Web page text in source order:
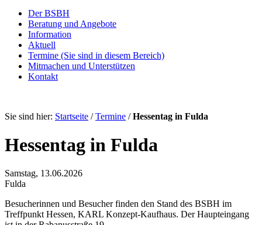
Der BSBH
Beratung und Angebote
Information
Aktuell
Termine (Sie sind in diesem Bereich)
Mitmachen und Unterstützen
Kontakt
Sie sind hier: Startseite / Termine /Hessentag in Fulda
Hessentag in Fulda
Samstag, 13.06.2026
Fulda
Besucherinnen und Besucher finden den Stand des BSBH im
Treffpunkt Hessen, KARL Konzept-Kaufhaus. Der Haupteingang